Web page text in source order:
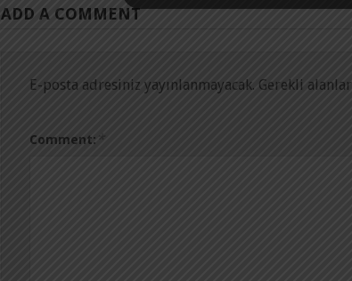
ADD A COMMENT
E-posta adresiniz yayınlanmayacak. Gerekli alanlar
Comment: *